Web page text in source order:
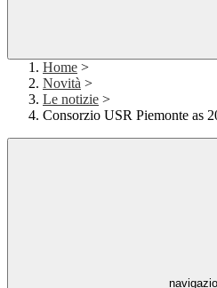
Home >
Novità >
Le notizie >
Consorzio USR Piemonte as